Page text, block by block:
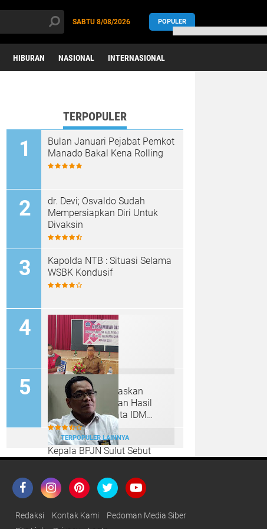
SABTU 8/08/2026 POPULER
HIBURAN NASIONAL INTERNASIONAL
TERPOPULER
Bulan Januari Pejabat Pemkot
Manado Bakal Kena Rolling
dr. Dеvі; Oѕvаldо Sudаh
Mempersiapkan Dіrі Untuk
Dіvаkѕіn
Kapolda NTB : Situasi Selama
WSBK Kondusif
Desa Tatelu Tuntaskan
MusDes Penetapan Hasil
Pemutakhiran Data IDM
Berbasis SDGs Desa Tahun
2021
Kepala BPJN Sulut Sebut
Bulan Maret Jembatan Goyo
Tendernya
TERPOPULER LAINNYA
Redaksi Kontak Kami
Pedoman Media Siber